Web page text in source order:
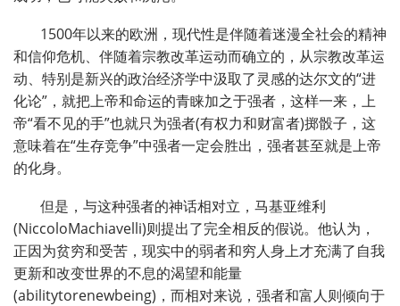
1500年以来的欧洲，现代性是伴随着迷漫全社会的精神
和信仰危机、伴随着宗教改革运动而确立的，从宗教改革运
动、特别是新兴的政治经济学中汲取了灵感的达尔文的“进
化论” ，就把上帝和命运的青睐加之于强者，这样一来，上
帝“看不见的手”也就只为强者(有权力和财富者)掷骰子，这
意味着在“生存竞争”中强者一定会胜出，强者甚至就是上帝
的化身。
但是，与这种强者的神话相对立，马基亚维利
(NiccoloMachiavelli)则提出了完全相反的假说。他认为，
正因为贫穷和受苦，现实中的弱者和穷人身上才充满了自我
更新和改变世界的不息的渴望和能量
(abilitytorenewbeing) ，而相对来说，强者和富人则倾向于